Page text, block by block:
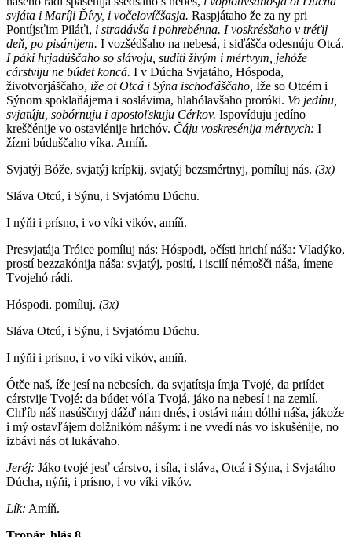
svjáta i Maríji Ďívy, i vočelovíčšasja. Raspjátaho že za ny pri
Pontíjsťim Piláťi, i stradávša i pohrebénna. I voskrésšaho v tréťij
deň, po pisánijem. I vozšédšaho na nebesá, i siďášča odesnúju Otcá.
I páki hrjadúščaho so slávoju, sudíti živým i mértvym, jehóže
cárstviju ne búdet koncá. I v Dúcha Svjatáho, Hóspoda,
životvorjáščaho, iže ot Otcá i Sýna ischoďáščaho, Iže so Otcém i
Sýnom spoklaňájema i soslávima, hlahólavšaho proróki. Vo jedínu,
svjatúju, sobórnuju i apostoľskuju Cérkov. Ispovíduju jedíno
kreščénije vo ostavlénije hrichóv. Čáju voskresénija mértvych: I
žízni búduščaho víka. Amíň.
Svjatýj Bóže, svjatýj krípkij, svjatýj bezsmértnyj, pomíluj nás. (3x)
Sláva Otcú, i Sýnu, i Svjatómu Dúchu.
I nýňi i prísno, i vo víki vikóv, amíň.
Presvjatája Tróice pomíluj nás: Hóspodi, očísti hrichí náša: Vladýko,
prostí bezzakónija náša: svjatýj, posití, i iscilí némošči náša, ímene
Tvojehó rádi.
Hóspodi, pomíluj. (3x)
Sláva Otcú, i Sýnu, i Svjatómu Dúchu.
I nýňi i prísno, i vo víki vikóv, amíň.
Ótče naš, íže jesí na nebesích, da svjatítsja ímja Tvojé, da priídet
cárstvije Tvojé: da búdet vóľa Tvojá, jáko na nebesí i na zemlí.
Chľíb náš nasúščnyj dážď nám dnés, i ostávi nám dólhi náša, jákože
i mý ostavľájem dolžnikóm nášym: i ne vvedí nás vo iskušénije, no
izbávi nás ot lukávaho.
Jeréj: Jáko tvojé jesť cárstvo, i síla, i sláva, Otcá i Sýna, i Svjatáho
Dúcha, nýňi, i prísno, i vo víki vikóv.
Lík: Amíň.